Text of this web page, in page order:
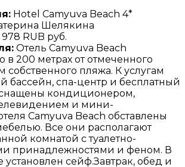
Hotel Camyuva Beach 4*
Шелякина
978 RUB руб.
Отель Camyuva Beach
в 200 метрах от отмеченного
собственного пляжа. К услугам
бассейн, спа-центр и бесплатный
кондиционером,
и мини-
Camyuva Beach обставлены
Все они располагают
комнатой с туалетно-
принадлежностями и феном. В
сейф.Завтрак, обед и